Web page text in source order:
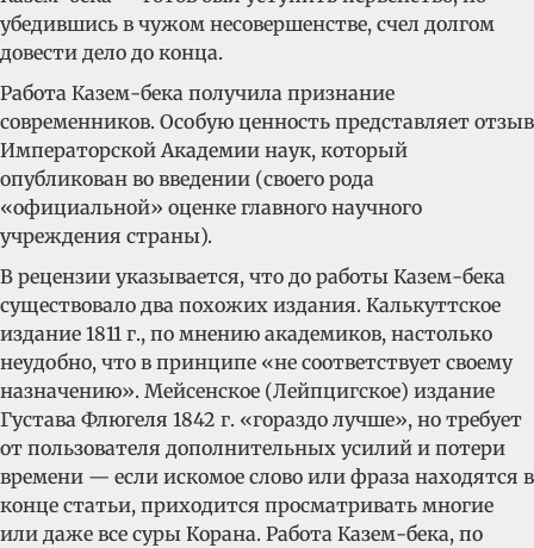
убедившись в чужом несовершенстве, счел долгом
довести дело до конца.
Работа Казем-бека получила признание
современников. Особую ценность представляет отзыв
Императорской Академии наук, который
опубликован во введении (своего рода
«официальной» оценке главного научного
учреждения страны).
В рецензии указывается, что до работы Казем-бека
существовало два похожих издания. Калькуттское
издание 1811 г., по мнению академиков, настолько
неудобно, что в принципе «не соответствует своему
назначению». Мейсенское (Лейпцигское) издание
Густава Флюгеля 1842 г. «гораздо лучше», но требует
от пользователя дополнительных усилий и потери
времени — если искомое слово или фраза находятся в
конце статьи, приходится просматривать многие
или даже все суры Корана. Работа Казем-бека, по